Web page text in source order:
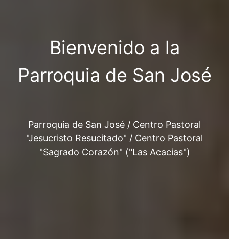
Bienvenido a la
Parroquia de San José
Parroquia de San José / Centro Pastoral
"Jesucristo Resucitado" / Centro Pastoral
"Sagrado Corazón" ("Las Acacias")